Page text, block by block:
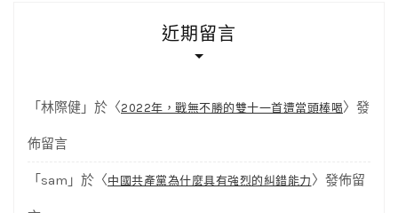
近期留言
「 林際健 」於〈2022年，戰無不勝的雙十一首遭當頭棒喝〉發
佈留言
「 sam 」於〈中國共產黨為什麼具有強烈的糾錯能力 〉發佈留